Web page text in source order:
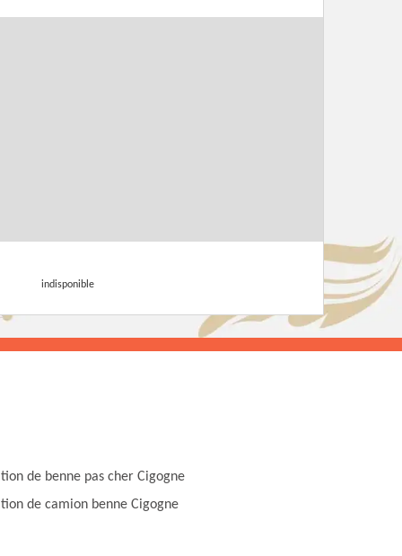
indisponible
de benne pas cher Cigogne
de camion benne Cigogne